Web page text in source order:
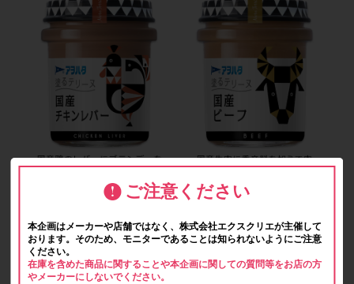
ご注意ください
本企画はメーカーや店舗ではなく、株式会社エクスクリエが主催して
おります。そのため、モニターであることは知られないようにご注意
ください。
在庫を含めた商品に関することや本企画に関しての質問等をお店の方
やメーカーにしないでください。